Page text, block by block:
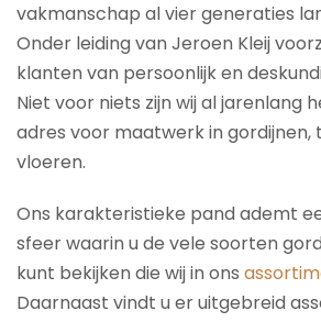
vakmanschap al vier generaties
Onder leiding van Jeroen Kleij
klanten van persoonlijk en
Niet voor niets zijn wij al jarenlang
adres voor maatwerk in gordijnen,
vloeren.
Ons karakteristieke pand ademt
sfeer waarin u de vele soorten
kunt bekijken die wij in ons
Daarnaast vindt u er uitgebreid